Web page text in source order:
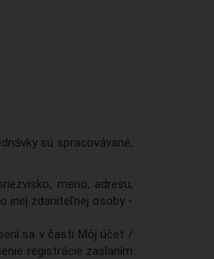
sú spracovávané,
meno, adresu,
inej zdaniteľnej osoby -
sa v časti Môj účet /
registrácie zaslaním